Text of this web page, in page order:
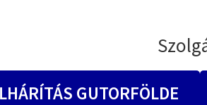
GUTORFÖLDE